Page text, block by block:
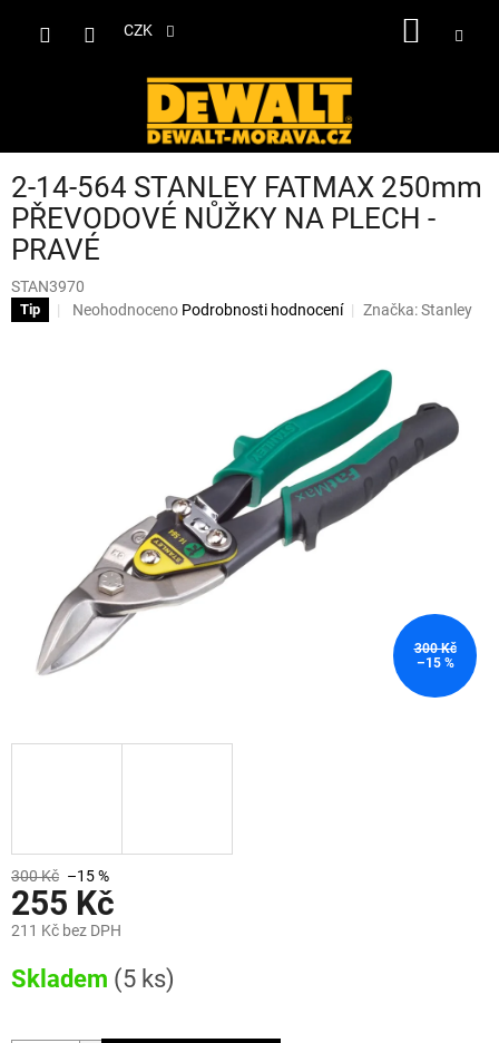
CZK
2-14-564 STANLEY FATMAX 250mm
PŘEVODOVÉ NŮŽKY NA PLECH -
PRAVÉ
STAN3970
Tip
Průměrné
Neohodnoceno Podrobnosti hodnocení Značka:Stanley
300 Kč
–15 %
300 Kč –15 %
255 Kč
211 Kč bez DPH
cena:
Skladem (5 ks)